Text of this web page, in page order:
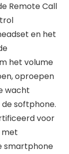
Remote Call
en het
het volume
oproepen
wacht
softphone.
voor
met
smartphone